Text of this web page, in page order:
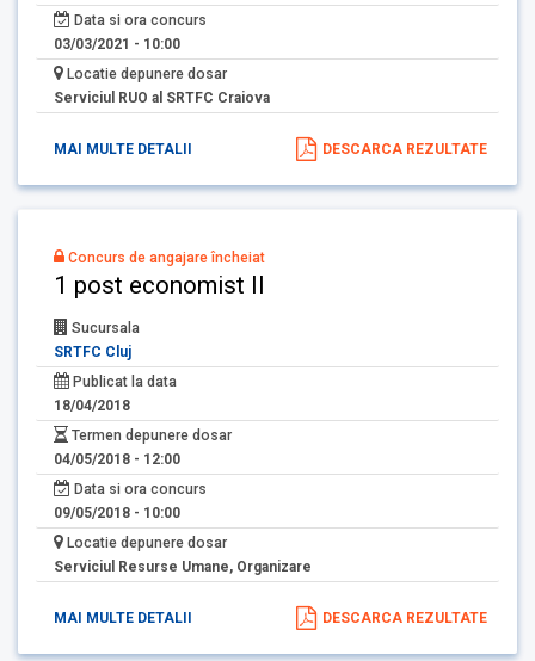
Data si ora concurs
03/03/2021 - 10:00
Locatie depunere dosar
Serviciul RUO al SRTFC Craiova
MAI MULTE DETALII DESCARCA REZULTATE
Concurs de angajare încheiat
1 post economist II
Sucursala
SRTFC Cluj
Publicat la data
18/04/2018
Termen depunere dosar
04/05/2018 - 12:00
Data si ora concurs
09/05/2018 - 10:00
Locatie depunere dosar
Serviciul Resurse Umane, Organizare
MAI MULTE DETALII DESCARCA REZULTATE